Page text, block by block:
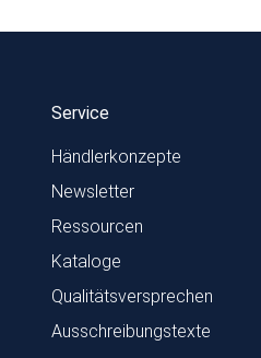
Service
Händlerkonzepte
Newsletter
Ressourcen
Kataloge
Qualitätsversprechen
Ausschreibungstexte